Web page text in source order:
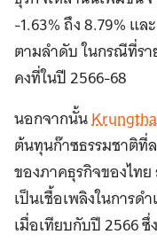
-1.63% ถึง 8.79% แล
ตามลำดับ ในกรณีที่ร
คงที่ในปี 2566-68
นอกจากนั้น
ต้นทุนก๊าซธรรมชาติที่
ของภาคธุรกิจของไท
เป็นเชื้อเพลิงในการด
เมื่อเทียบกับปี 2566